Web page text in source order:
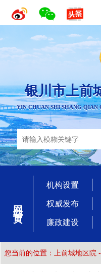
银川市上前
YIN CHUAN SHI SHANG QIAN
网站首页
机构设置
权威发布
廉政建设
您当前的位置： 上前城地区院